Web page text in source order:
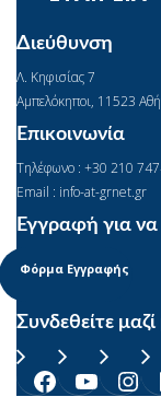
Διεύθυνση
Λ. Κηφισίας 7
Αμπελόκηποι, 11523
Επικοινωνία
Τηλέφωνο : +30 210
Email : info-at-grnet.gr
Εγγραφή για
Φόρμα Εγγραφής
Συνδεθείτε
Facebook YouTube